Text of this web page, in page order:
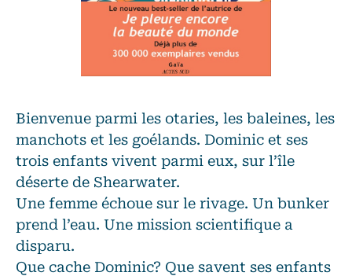
Bienvenue parmi les otaries, les baleines, les
manchots et les goélands. Dominic et ses
trois enfants vivent parmi eux, sur l’île
déserte de Shearwater.
Une femme échoue sur le rivage. Un bunker
prend l’eau. Une mission scientifique a
disparu.
Que cache Dominic? Que savent ses enfants